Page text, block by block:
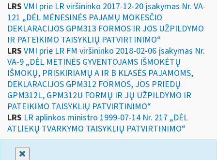
LRS VMI prie LR viršininko 2017-12-20 įsakymas Nr. VA-
121 „DĖL MĖNESINĖS PAJAMŲ MOKESČIO
DEKLARACIJOS GPM313 FORMOS IR JOS UŽPILDYMO
IR PATEIKIMO TAISYKLIŲ PATVIRTINIMO“
LRS VMI prie LR FM viršininko 2018-02-06 įsakymas Nr.
VA-9 „DĖL METINĖS GYVENTOJAMS IŠMOKĖTŲ
IŠMOKŲ, PRISKIRIAMŲ A IR B KLASĖS PAJAMOMS,
DEKLARACIJOS GPM312 FORMOS, JOS PRIEDŲ
GPM312L, GPM312U FORMŲ IR JŲ UŽPILDYMO IR
PATEIKIMO TAISYKLIŲ PATVIRTINIMO“
LRS LR aplinkos ministro 1999-07-14 Nr. 217 „DĖL
ATLIEKŲ TVARKYMO TAISYKLIŲ PATVIRTINIMO“